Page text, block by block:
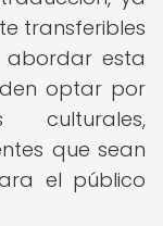
transferibles
esta
optar por
culturales,
que sean
el público